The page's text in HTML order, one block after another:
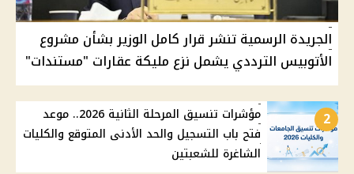
الجريدة الرسمية تنشر قرار كامل الوزير بشأن مشروع
الأتوبيس الترددي يشمل نزع مليكة عقارات "مستندات"
2
مؤشرات تنسيق المرحلة الثانية 2026.. موعد
فتح باب التسجيل والحد الأدنى المتوقع والكليات
الشاغرة للشعبتين